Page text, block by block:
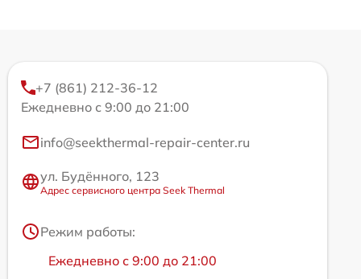
+7 (861) 212-36-12
Ежедневно с 9:00 до 21:00
info@seekthermal-repair-center.ru
ул. Будённого, 123
Адрес сервисного центра Seek Thermal
Режим работы:
Ежедневно с 9:00 до 21:00